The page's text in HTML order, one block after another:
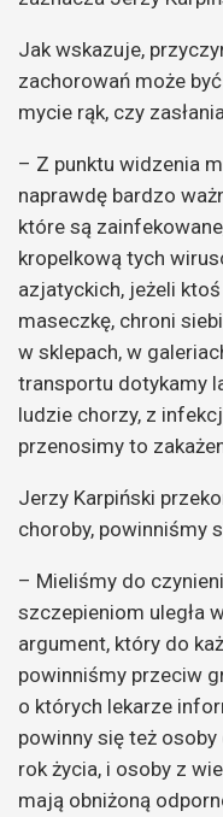
Jak wskazuje,
zachorowań może
mycie rąk, czy
– Z punktu widzenia
naprawdę bardzo
które są
kropelkową tych
azjatyckich, jeżeli
maseczkę, chroni
w sklepach, w
transportu dotykamy
ludzie chorzy, z
przenosimy to
Jerzy Karpiński
choroby, powinniśmy
– Mieliśmy do
szczepieniom uległa
argument, który do
powinniśmy przeciw
o których lekarze
powinny się też osoby
rok życia, i osoby z
mają obniżoną